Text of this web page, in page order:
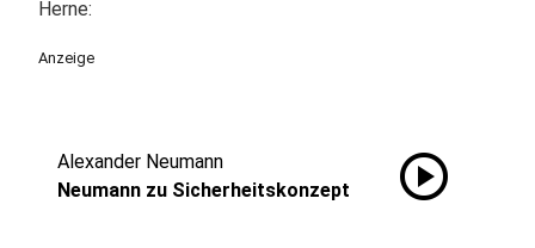
Herne:
Anzeige
Alexander Neumann
Neumann zu Sicherheitskonzept
play_circle